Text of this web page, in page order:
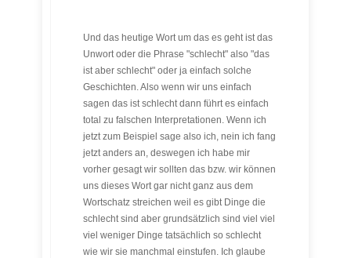
Und das heutige Wort um das es geht ist das
Unwort oder die Phrase "schlecht" also "das
ist aber schlecht" oder ja einfach solche
Geschichten. Also wenn wir uns einfach
sagen das ist schlecht dann führt es einfach
total zu falschen Interpretationen. Wenn ich
jetzt zum Beispiel sage also ich, nein ich fang
jetzt anders an, deswegen ich habe mir
vorher gesagt wir sollten das bzw. wir können
uns dieses Wort gar nicht ganz aus dem
Wortschatz streichen weil es gibt Dinge die
schlecht sind aber grundsätzlich sind viel viel
viel weniger Dinge tatsächlich so schlecht
wie wir sie manchmal einstufen. Ich glaube